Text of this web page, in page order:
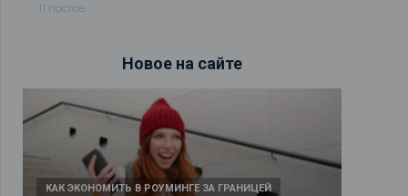
11 постов
Новое на сайте
КАК ЭКОНОМИТЬ В РОУМИНГЕ ЗА ГРАНИЦЕЙ